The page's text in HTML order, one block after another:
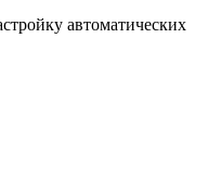
автоматических